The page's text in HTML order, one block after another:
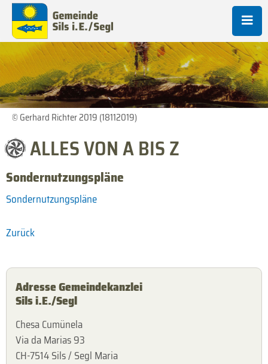
© Gerhard Richter 2019 (18112019)
ALLES VON A BIS Z
Sondernutzungspläne
Sondernutzungspläne
Zurück
Adresse Gemeindekanzlei
Sils i.E./Segl
Chesa Cumünela
Via da Marias 93
CH-7514 Sils / Segl Maria